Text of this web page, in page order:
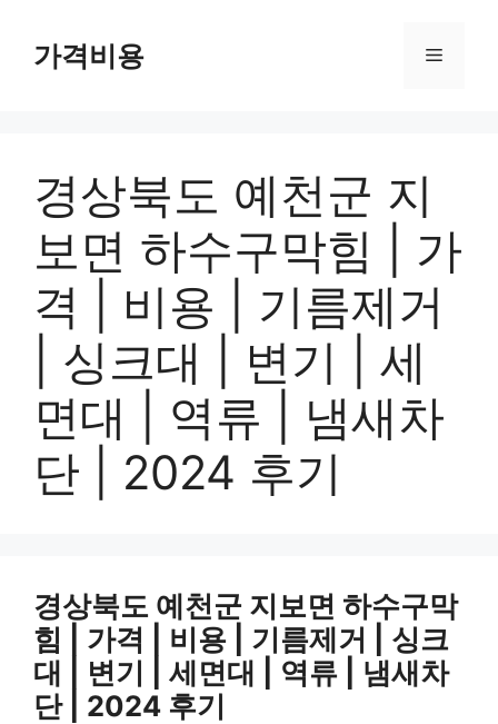
가격비용 메
경상북도 예천군 지
보면 하수구막힘 | 가
격 | 비용 | 기름제거
| 싱크대 | 변기 | 세
면대 | 역류 | 냄새차
단 | 2024 후기
경상북도 예천군 지보면 하수구막
힘 | 가격 | 비용 | 기름제거 | 싱크
대 | 변기 | 세면대 | 역류 | 냄새차
단 | 2024 후기